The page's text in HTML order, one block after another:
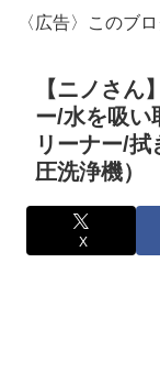
〈広告〉このブ
【ニノさん
ー/水を吸い
リーナー/
圧洗浄機）
X